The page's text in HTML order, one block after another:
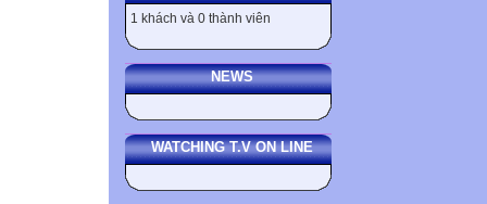
1 khách và 0 thành viên
NEWS
WATCHING T.V ON LINE